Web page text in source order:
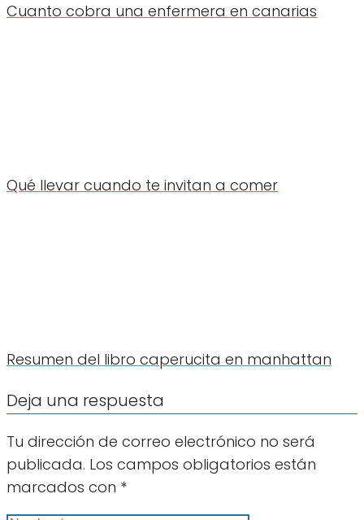
Cuanto cobra una enfermera en canarias
Qué llevar cuando te invitan a comer
Resumen del libro caperucita en manhattan
Deja una respuesta
Tu dirección de correo electrónico no será
publicada. Los campos obligatorios están
marcados con *